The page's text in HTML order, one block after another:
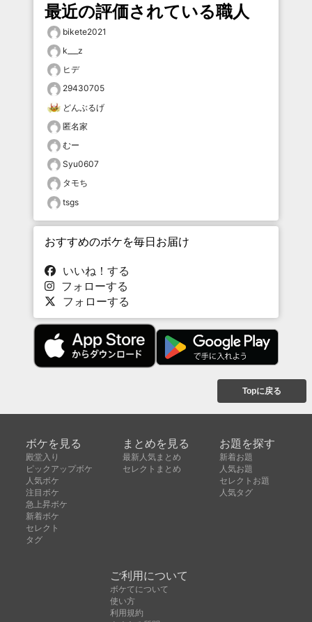
最近の評価されている職人
bikete2021
k___z
ヒデ
29430705
どんぶるげ
匿名家
むー
Syu0607
タモち
tsgs
おすすめのボケを毎日お届け
いいね！する
フォローする
フォローする
Topに戻る
ボケを見る
殿堂入り
ピックアップボケ
人気ボケ
注目ボケ
急上昇ボケ
新着ボケ
セレクト
タグ
まとめを見る
最新人気まとめ
セレクトまとめ
お題を探す
新着お題
人気お題
セレクトお題
人気タグ
ご利用について
ボケてについて
使い方
利用規約